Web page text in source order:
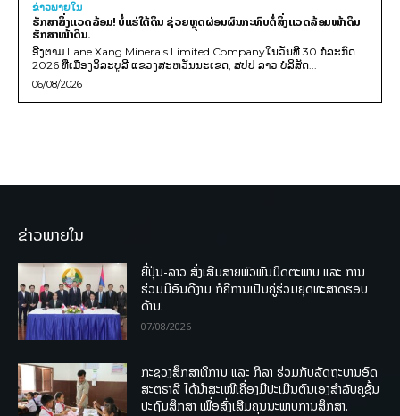
ຂ່າວພາຍ​ໃນ
ຮັກສາສິ່ງແວດລ້ອມ! ບໍ່ແຮ່ໃຕ້ດິນ ຊ່ວຍຫຼຸດຜ່ອນຜົນກະທົບຕໍ່ສິ່ງແວດລ້ອມໜ້າດິນ
ຮັກສາໜ້າດິນ.
ອີງຕາມ Lane Xang Minerals Limited Companyໃນວັນທີ 30 ກໍລະກົດ
2026 ທີ່ເມືອງວິລະບູລີ ແຂວງສະຫວັນນະເຂດ, ສປປ ລາວ ບໍລິສັດ...
06/08/2026
ຂ່າວພາຍໃນ
ຍີ່ປຸ່ນ-ລາວ ສົ່ງເສີມສາຍພົວພັນມິດຕະພາບ ແລະ ການ
ຮ່ວມມືອັນດີງາມ ກໍຄືການເປັນຄູ່ຮ່ວມຍຸດທະສາດຮອບ
ດ້ານ.
07/08/2026
ກະຊວງສຶກສາທິການ ແລະ ກິລາ ຮ່ວມກັບລັດຖະບານອົດ
ສະຕຣາລີ ໄດ້ນຳສະເໜີເຄື່ອງມືປະເມີນຕົນເອງສຳລັບຄູຊັ້ນ
ປະຖົມສຶກສາ ເພື່ອສົ່ງເສີມຄຸນນະພາບການສຶກສາ.